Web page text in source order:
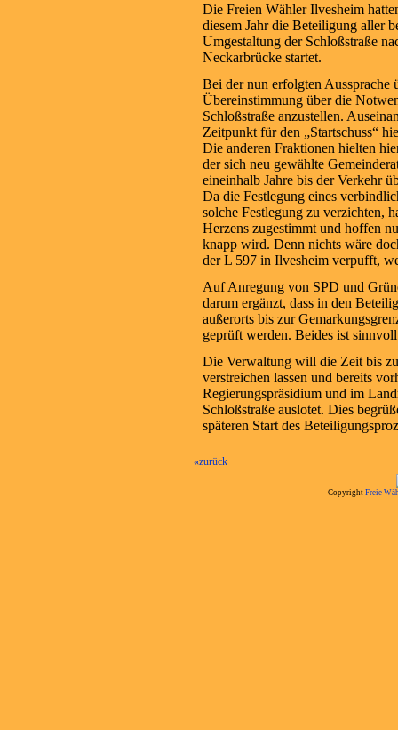
Die Freien Wähler Ilvesheim
diesem Jahr die Beteiligung aller
Umgestaltung der Schloßstraße
Neckarbrücke startet.
Bei der nun erfolgten Aussprache
Übereinstimmung über die
Schloßstraße anzustellen.
Zeitpunkt für den „Startschuss“
Die anderen Fraktionen hielten
der sich neu gewählte
eineinhalb Jahre bis der Verkehr
Da die Festlegung eines
solche Festlegung zu verzichten,
Herzens zugestimmt und hoffen
knapp wird. Denn nichts wäre
der L 597 in Ilvesheim verpufft,
Auf Anregung von SPD und
darum ergänzt, dass in den
außerorts bis zur
geprüft werden. Beides ist
Die Verwaltung will die Zeit bis
verstreichen lassen und bereits
Regierungspräsidium und im
Schloßstraße auslotet. Dies
späteren Start des
«zurück
Copyright Freie